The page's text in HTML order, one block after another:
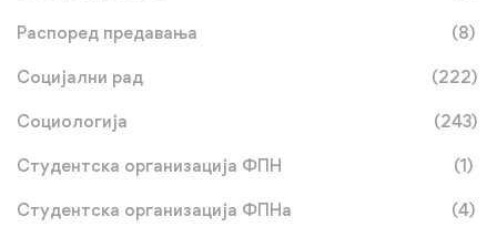
Распоред предавања (8)
Социјални рад (222)
Социологија (243)
Студентска организација ФПН (1)
Студентска организација ФПНа (4)